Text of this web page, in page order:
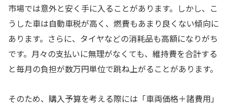
市場では意外と安く手に入ることがあります。しかし、こ
うした車は自動車税が高く、燃費もあまり良くない傾向に
あります。さらに、タイヤなどの消耗品も高額になりがち
です。月々の支払いに無理がなくても、維持費を合計する
と毎月の負担が数万円単位で跳ね上がることがあります。
そのため、購入予算を考える際には「車両価格＋諸費用」